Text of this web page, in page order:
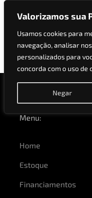
Valorizamos sua
Usamos cookies para
navegação, analisar
personalizados para
concorda com o uso de
Negar
Menu:
Home
Estoque
Financiamentos